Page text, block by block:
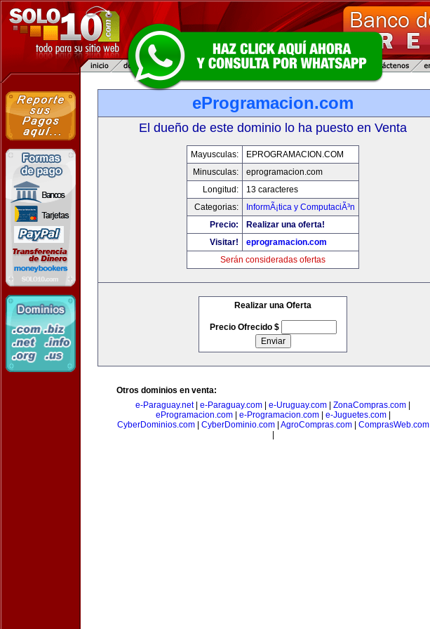
eProgramacion.com
El dueño de este dominio lo ha puesto en Venta
Mayusculas:
EPROGRAMACION.COM
Minusculas:
eprogramacion.com
Longitud:
13 caracteres
Categorias:
InformÃ¡tica y ComputaciÃ³n
Precio:
Realizar una oferta!
Visitar!
eprogramacion.com
Serán consideradas ofertas
Realizar una Oferta
Precio Ofrecido $
Otros dominios en venta:
e-Paraguay.net| e-Paraguay.com e-Uruguay.com ZonaCompras.com
eProgramacion.com| e-Programacion.com| e-Juguetes.com|
CyberDominios.com| CyberDominio.com| AgroCompras.com| ComprasWeb.com